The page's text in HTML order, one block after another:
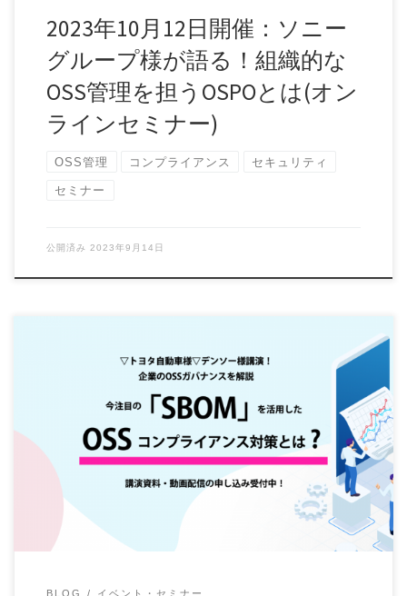
2023年10月12日開催：ソニー
グループ様が語る！組織的な
OSS管理を担うOSPOとは(オン
ラインセミナー)
OSS管理 コンプライアンス セキュリティ
セミナー
公開済み 2023年9月14日
BLOG イベント・セミナー